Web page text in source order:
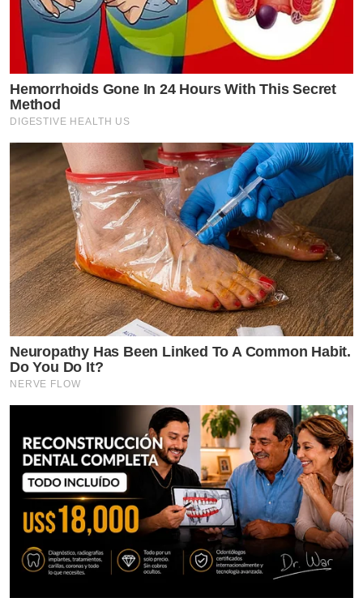
Hemorrhoids Gone In 24 Hours With This Secret
Method
DIGESTIVE HEALTH US
Neuropathy Has Been Linked To A Common Habit.
Do You Do It?
NERVE FLOW